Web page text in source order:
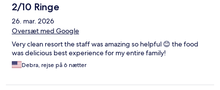
2/10 Ringe
26. mar. 2026
Oversæt med Google
Very clean resort the staff was amazing so helpful 😊 the food
was delicious best experience for my entire family!
Debra, rejse på 6 nætter